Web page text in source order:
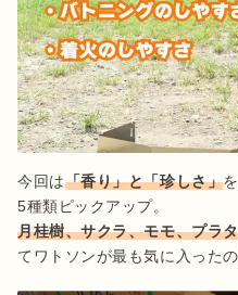
今回は「香り」と「珍しさ」
月桂樹、サクラ、モモ、プラ
てワトソンが最も気に入った